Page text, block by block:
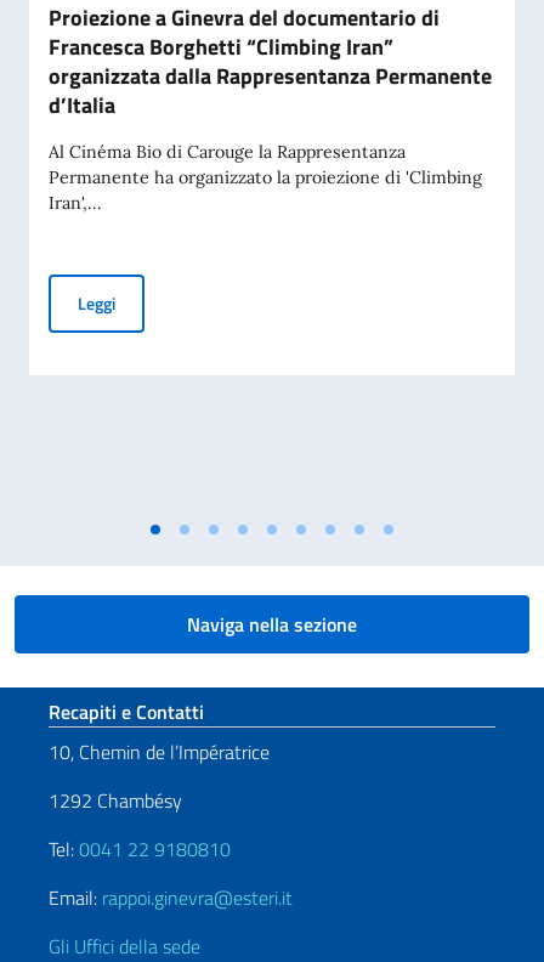
Proiezione a Ginevra del documentario di
Francesca Borghetti “Climbing Iran”
organizzata dalla Rappresentanza Permanente
d’Italia
Al Cinéma Bio di Carouge la Rappresentanza
Permanente ha organizzato la proiezione di 'Climbing
Iran',...
LeggiProiezione a Ginevra del documentario di Francesca
Naviga nella sezione
Sezione footer
Recapiti e Contatti
10, Chemin de l’Impératrice
1292 Chambésy
Tel:0041 22 9180810
Email: rappoi.ginevra@esteri.it
Gli Uffici della sede